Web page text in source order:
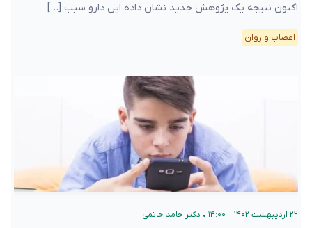
اکنون نتیجه یک پژوهش جدید نشان داده این دارو سبب […]
اعصاب و روان
۲۲ اردیبهشت ۱۴۰۲ – ۱۴:۰۰ • دکتر حامد حاتمی